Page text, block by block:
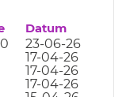
Datum
23-06-26
17-04-26
17-04-26
17-04-26